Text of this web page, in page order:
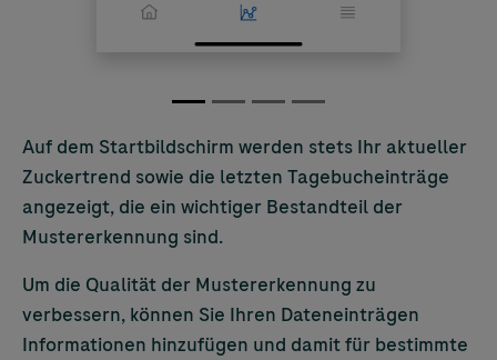
Auf dem Startbildschirm werden stets Ihr aktueller
Zuckertrend sowie die letzten Tagebucheinträge
angezeigt, die ein wichtiger Bestandteil der
Mustererkennung sind.
Um die Qualität der Mustererkennung zu
verbessern, können Sie Ihren Dateneinträgen
Informationen hinzufügen und damit für bestimmte